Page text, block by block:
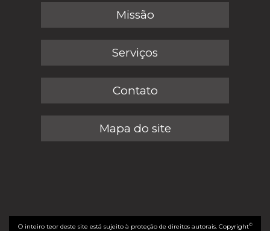
Missão
Serviços
Contato
Mapa do site
O inteiro teor deste site está sujeito à proteção de direitos autorais. Copyright©